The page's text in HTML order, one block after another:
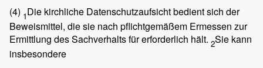
(4) 1Die kirchliche Datenschutzaufsicht bedient sich der
Beweismittel, die sie nach pflichtgemäßem Ermessen zur
Ermittlung des Sachverhalts für erforderlich hält. 2Sie kann
insbesondere